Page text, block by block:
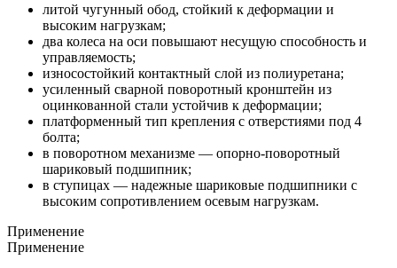
литой чугунный обод, стойкий к деформации и
высоким нагрузкам;
два колеса на оси повышают несущую способность и
управляемость;
износостойкий контактный слой из полиуретана;
усиленный сварной поворотный кронштейн из
оцинкованной стали устойчив к деформации;
платформенный тип крепления с отверстиями под 4
болта;
в поворотном механизме — опорно-поворотный
шариковый подшипник;
в ступицах — надежные шариковые подшипники с
высоким сопротивлением осевым нагрузкам.
Применение
Применение